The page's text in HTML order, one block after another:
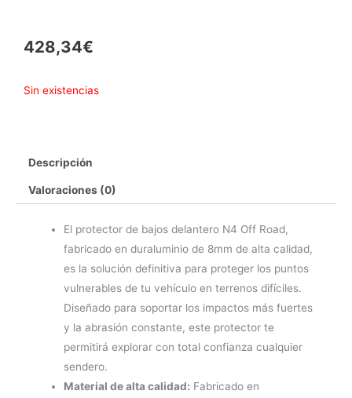
428,34€
Sin existencias
Descripción
Valoraciones (0)
El protector de bajos delantero N4 Off Road,
fabricado en duraluminio de 8mm de alta calidad,
es la solución definitiva para proteger los puntos
vulnerables de tu vehículo en terrenos difíciles.
Diseñado para soportar los impactos más fuertes
y la abrasión constante, este protector te
permitirá explorar con total confianza cualquier
sendero.
Material de alta calidad: Fabricado en